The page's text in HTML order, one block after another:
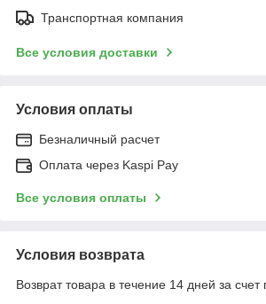
Транспортная компания
Все условия доставки
Условия оплаты
Безналичный расчет
Оплата через Kaspi Pay
Все условия оплаты
Условия возврата
Возврат товара в течение 14 дней за счет